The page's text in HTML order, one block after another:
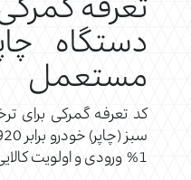
تعرفه
دستگاه
مستعمل
کد تعرفه گمرکی برای
1% ورودی و اولویت کالایی 23 می‌باشد.